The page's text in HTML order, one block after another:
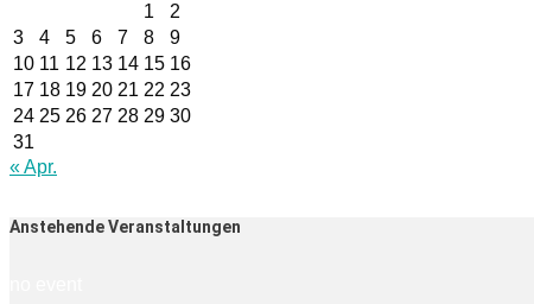
1
2
3
4 5 6 7 8
9
10 11 12 13 14 15 16
17 18 19 20 21 22 23
24 25 26 27 28 29 30
31
« Apr.
Anstehende Veranstaltungen